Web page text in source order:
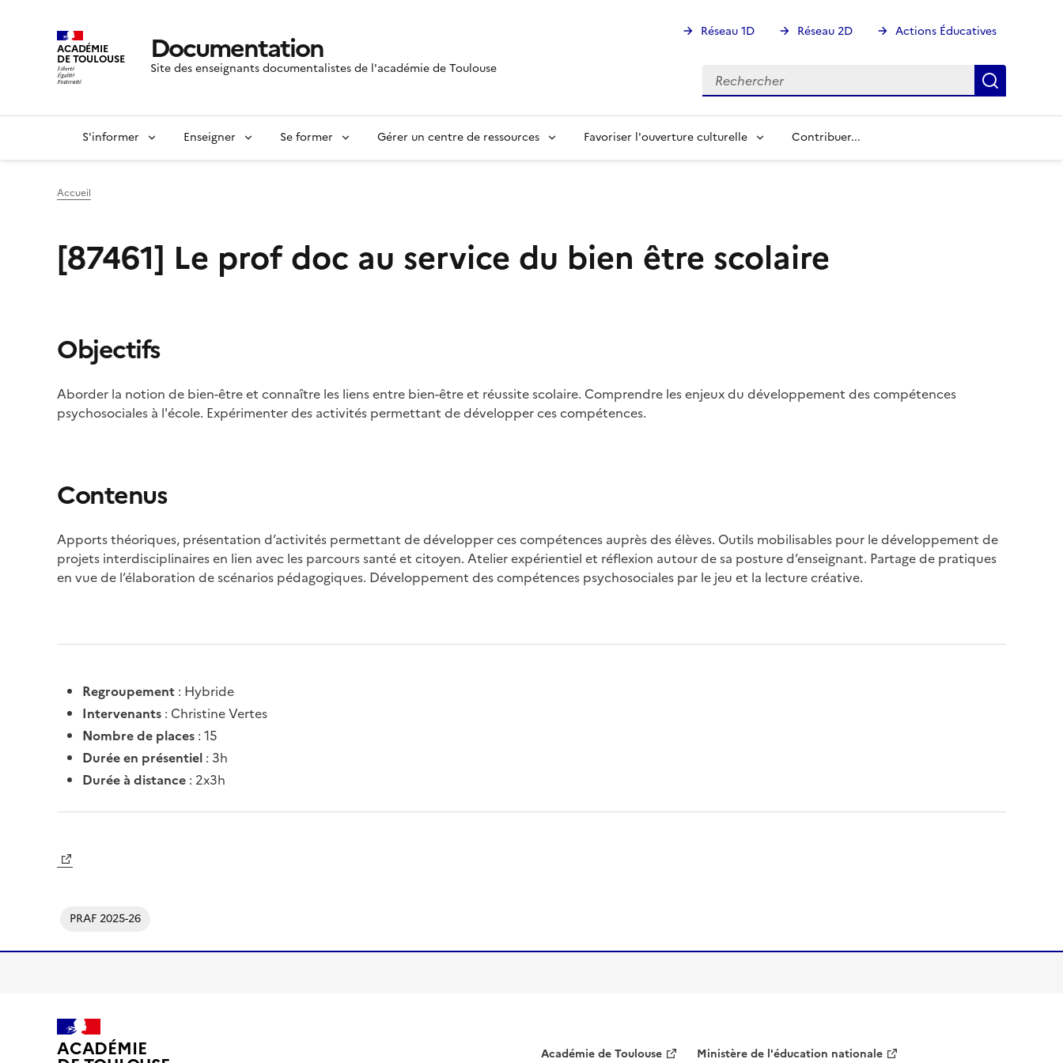
ACADÉMIE
DE TOULOUSE Documentation
Site des enseignants documentalistes de l'académie de Toulouse
Réseau 1D Réseau 2D Actions Éducatives
Rechercher
Rechercher
S'informer Enseigner Se former Gérer un centre de ressources Favoriser l'ouverture culturelle Contribuer...
Accueil
[87461] Le prof doc au service du bien être scolaire
Objectifs
Aborder la notion de bien-être et connaître les liens entre bien-être et réussite scolaire. Comprendre les enjeux du développement des compétences
psychosociales à l'école. Expérimenter des activités permettant de développer ces compétences.
Contenus
Apports théoriques, présentation d’activités permettant de développer ces compétences auprès des élèves. Outils mobilisables pour le développement de
projets interdisciplinaires en lien avec les parcours santé et citoyen. Atelier expérientiel et réflexion autour de sa posture d’enseignant. Partage de pratiques
en vue de l’élaboration de scénarios pédagogiques. Développement des compétences psychosociales par le jeu et la lecture créative.
Regroupement : Hybride
Intervenants : Christine Vertes
Nombre de places : 15
Durée en présentiel : 3h
Durée à distance : 2x3h
PRAF 2025-26
ACADÉMIE Académie de Toulouse Ministère de l'éducation nationale